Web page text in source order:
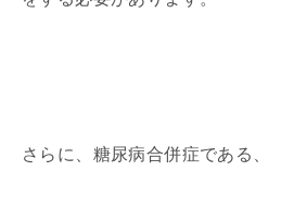
さらに、糖尿病合併症である、